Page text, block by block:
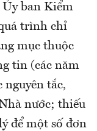
ban Kiểm
trình chỉ
mục thuộc
tin (các năm
nguyên tắc,
nước; thiếu
để một số đơn